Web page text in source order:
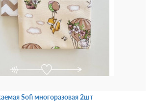
Sofi многоразовая 2шт